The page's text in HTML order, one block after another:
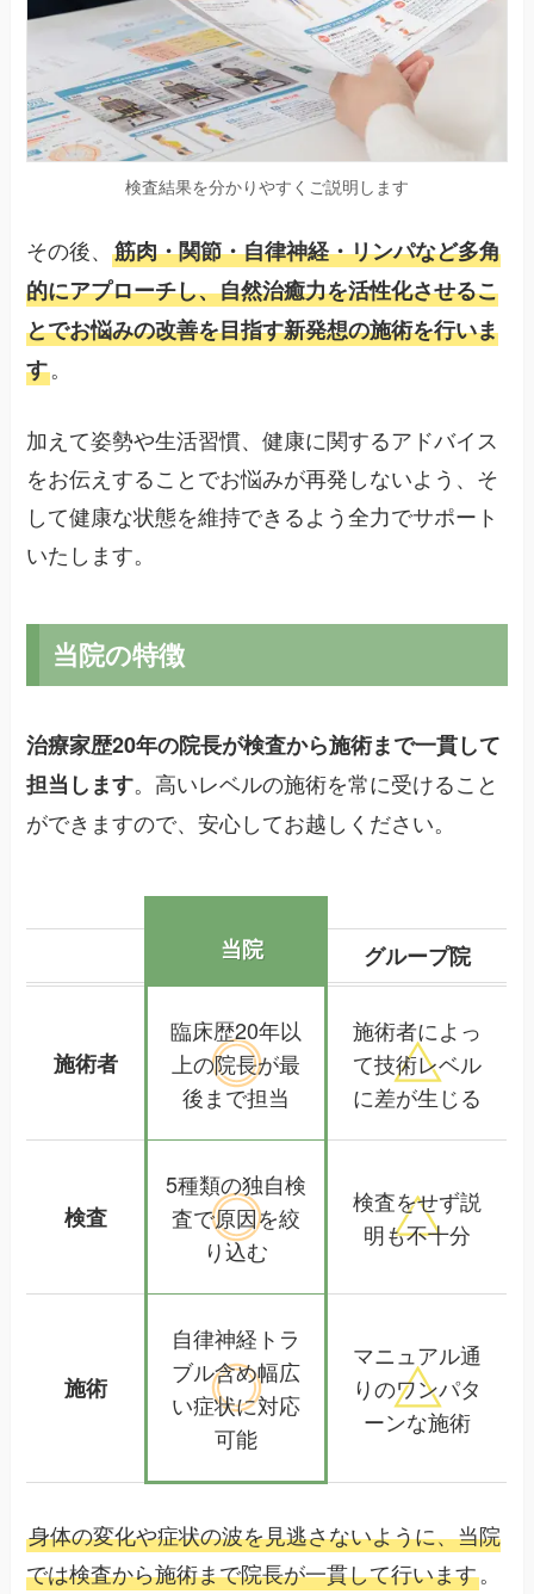
検査結果を分かりやすくご説明します
その後、筋肉・関節・自律神経・リンパなど多角
的にアプローチし、自然治癒力を活性化させるこ
とでお悩みの改善を目指す新発想の施術を行いま
す。
加えて姿勢や生活習慣、健康に関するアドバイス
をお伝えすることでお悩みが再発しないよう、そ
して健康な状態を維持できるよう全力でサポート
いたします。
当院の特徴
治療家歴20年の院長が検査から施術まで一貫して
担当します。高いレベルの施術を常に受けること
ができますので、安心してお越しください。
当院 グループ院
施術者
臨床歴20年以
上の院長が最
後まで担当
施術者によっ
て技術レベル
に差が生じる
検査
5種類の独自検
査で原因を絞
り込む
検査をせず説
明も不十分
施術
自律神経トラ
ブル含め幅広
い症状に対応
可能
マニュアル通
りのワンパタ
ーンな施術
身体の変化や症状の波を見逃さないように、当院
では検査から施術まで院長が一貫して行います。